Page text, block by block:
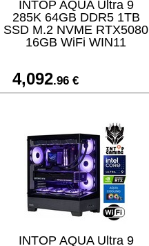
INTOP AQUA Ultra 9
285K 64GB DDR5 1TB
SSD M.2 NVME RTX5080
16GB WiFi WIN11
4,092.96 €
INTOP AQUA Ultra 9